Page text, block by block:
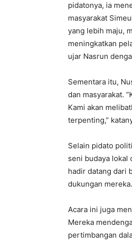
pidatonya, ia
masyarakat
yang lebih maju,
meningkatkan
ujar Nasrun
Sementara itu,
dan masyarakat.
Kami akan
terpenting,”
Selain pidato
seni budaya lokal
hadir datang dari
dukungan mereka.
Acara ini juga
Mereka
pertimbangan